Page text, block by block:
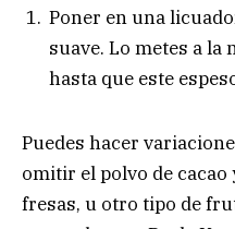
Poner en una
suave. Lo metes a
hasta que este
Puedes hacer
omitir el polvo de
fresas, u otro tipo de